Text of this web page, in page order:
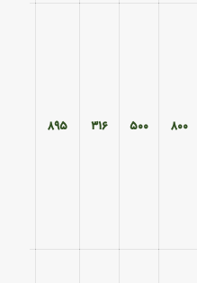
۸۰۰ ۵۰۰ ۳۱۶ ۸۹۵